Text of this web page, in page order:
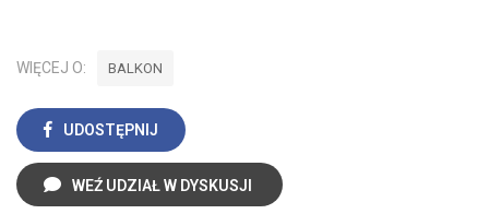
WIĘCEJ O: BALKON
UDOSTĘPNIJ
WEŹ UDZIAŁ W DYSKUSJI